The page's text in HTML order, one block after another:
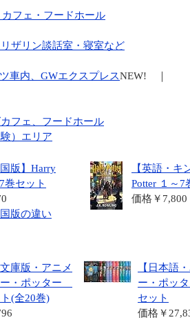
フェ・フードホール
ザリン談話室・寝室など
車内、GWエクスプレスNEW! ｜
フェ、フードホール
）エリア
版】Harry
セット
版の違い
【英語・キ
Potter １～7
価格￥7,800
庫版・アニメ
・ポッター
(全20巻)
【日本語
ー・ポッ
セット
価格￥